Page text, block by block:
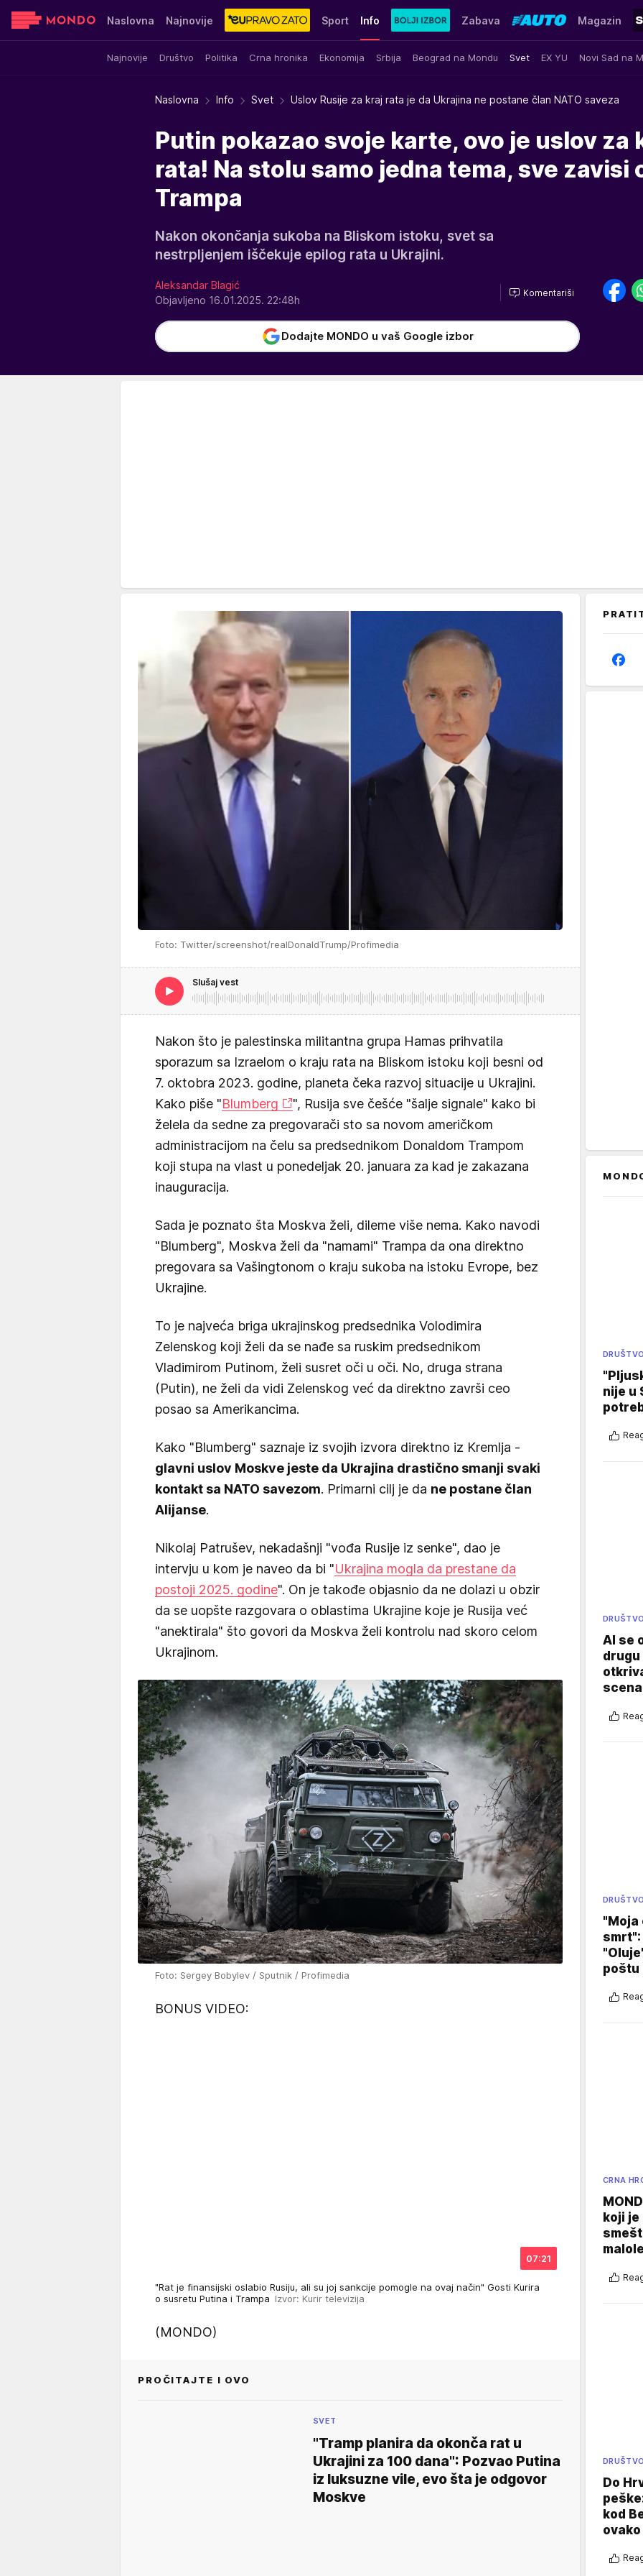
Naslovna Najnovije Sport Info
Najnovije Društvo Politika Crna hronika Ekonomija Srbija Beograd na Mondu Svet EX YU Novi Sad na
Zabava Magazin
Sensa Stvar ukusa Yumama
Naslovna Info Svet Uslov Rusije za kraj rata je da Ukrajina ne postane član NATO saveza
Putin pokazao svoje karte, ovo je uslov za
rata! Na stolu samo jedna tema, sve zavisi
Trampa
Nakon okončanja sukoba na Bliskom istoku, svet sa
nestrpljenjem iščekuje epilog rata u Ukrajini.
Aleksandar Blagić
Objavljeno 16.01.2025. 22:48h
Komentariši
Dodajte MONDO u vaš Google izbor
Foto: Twitter/screenshot/realDonaldTrump/Profimedia
Slušaj vest
Nakon što je palestinska militantna grupa Hamas prihvatila
sporazum sa Izraelom o kraju rata na Bliskom istoku koji besni od
7. oktobra 2023. godine, planeta čeka razvoj situacije u Ukrajini.
Kako piše "Blumberg
", Rusija sve češće "šalje signale" kako bi
želela da sedne za pregovarači sto sa novom američkom
administracijom na čelu sa predsednikom Donaldom Trampom
koji stupa na vlast u ponedeljak 20. januara za kad je zakazana
inauguracija.
Sada je poznato šta Moskva želi, dileme više nema. Kako navodi
"Blumberg", Moskva želi da "namami" Trampa da ona direktno
pregovara sa Vašingtonom o kraju sukoba na istoku Evrope, bez
Ukrajine.
To je najveća briga ukrajinskog predsednika Volodimira
Zelenskog koji želi da se nađe sa ruskim predsednikom
Vladimirom Putinom, želi susret oči u oči. No, druga strana
(Putin), ne želi da vidi Zelenskog već da direktno završi ceo
posao sa Amerikancima.
Kako "Blumberg" saznaje iz svojih izvora direktno iz Kremlja -
glavni uslov Moskve jeste da Ukrajina drastično smanji svaki
kontakt sa NATO savezom. Primarni cilj je da ne postane član
Alijanse.
Nikolaj Patrušev, nekadašnji "vođa Rusije iz senke", dao je
intervju u kom je naveo da bi "Ukrajina mogla da prestane da
postoji 2025. godine". On je takođe objasnio da ne dolazi u obzir
da se uopšte razgovara o oblastima Ukrajine koje je Rusija već
"anektirala" što govori da Moskva želi kontrolu nad skoro celom
Ukrajinom.
Foto: Sergey Bobylev / Sputnik / Profimedia
BONUS VIDEO:
07:21
"Rat je finansijski oslabio Rusiju, ali su joj sankcije pomogle na ovaj način" Gosti Kurira
o susretu Putina i Trampa Izvor: Kurir televizija
(MONDO)
PROČITAJTE I OVO
SVET
"Tramp planira da okonča rat u
Ukrajini za 100 dana": Pozvao Putina
iz luksuzne vile, evo šta je odgovor
Moskve
DRUŠTVO
nije u
DRUŠTVO
AI se
DRUŠTVO
"Moja
poštu
CRNA
koji
DRUŠTVO
Do
kod